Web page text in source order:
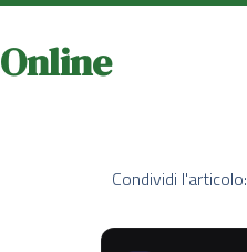
Online
Condividi l'articolo: